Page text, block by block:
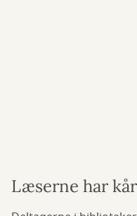
Læserne har